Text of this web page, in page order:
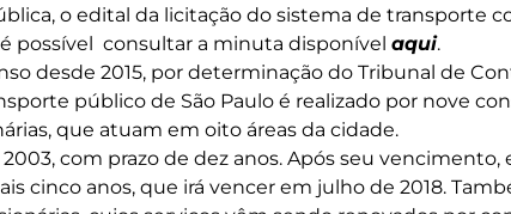
o edital da licitação do sistema de transporte
possível consultar a minuta disponível aqui.
desde 2015, por determinação do Tribunal de
público de São Paulo é realizado por nove
que atuam em oito áreas da cidade.
com prazo de dez anos. Após seu vencimento,
cinco anos, que irá vencer em julho de 2018.